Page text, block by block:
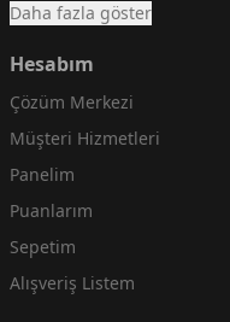
Daha fazla göster
Hesabım
Çözüm Merkezi
Müşteri Hizmetleri
Panelim
Puanlarım
Sepetim
Alışveriş Listem